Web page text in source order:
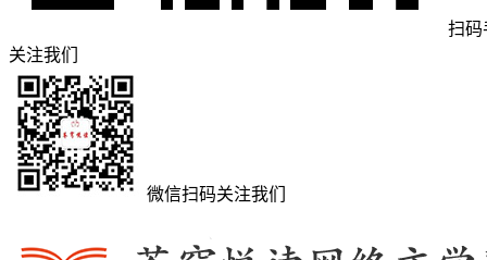
扫码
关注我们
微信扫码关注我们